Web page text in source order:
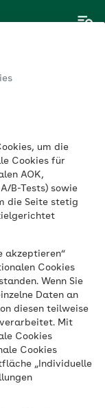
um die
Cookies für
AOK,
B-Tests) sowie
die Seite stetig
akzeptieren“
Cookies
Wenn Sie
Daten an
diesen teilweise
Mit
Cookies
Cookies
„Individuelle
ist ihr
aber nicht zu
selbst